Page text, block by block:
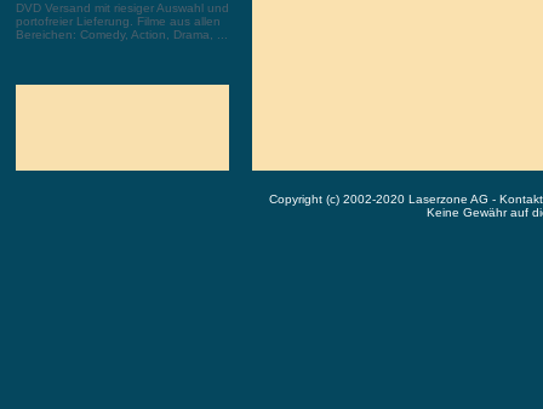
DVD Versand mit riesiger Auswahl und
portofreier Lieferung. Filme aus allen
Bereichen: Comedy, Action, Drama, ...
Copyright (c) 2002-2020 Laserzone AG -
Keine Gewähr auf